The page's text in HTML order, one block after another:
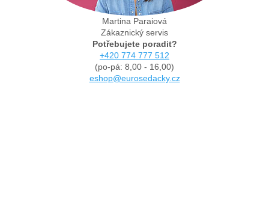
Martina Paraiová
Zákaznický servis
Potřebujete poradit?
+420 774 777 512
(po-pá: 8,00 - 16,00)
eshop@eurosedacky.cz